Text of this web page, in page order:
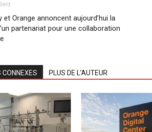
et Orange annoncent aujourd’hui la
partenariat pour une collaboration
CONNEXES PLUS DE L'AUTEUR